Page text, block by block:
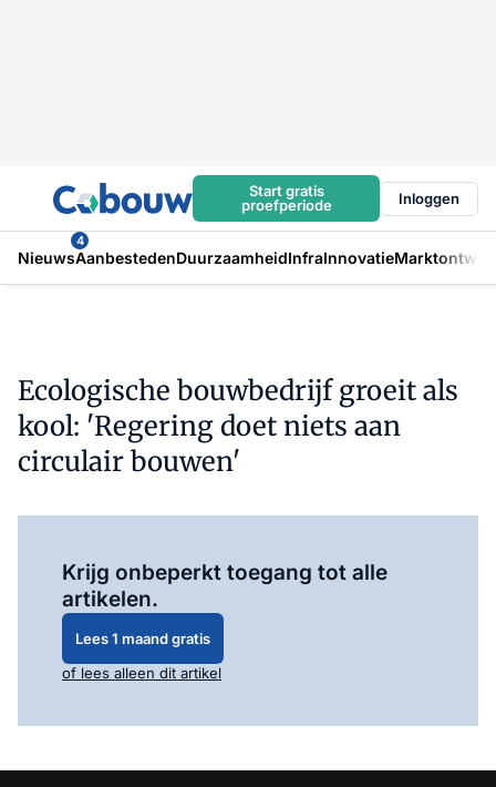
Start gratis
proefperiode
Inloggen
Nieuws
4
AanbestedenDuurzaamheidInfraInnovatie
Ecologische bouwbedrijf groeit als
kool: 'Regering doet niets aan
circulair bouwen'
Krijg onbeperkt toegang tot alle
artikelen.
Lees 1 maand gratis
of lees alleen dit artikel